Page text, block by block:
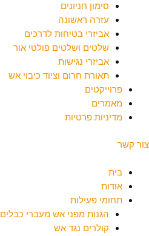
סימון חניונים
עזרה ראשונה
אביזרי בטיחות לדרכים
שלטים ושלטים פולטי אור
אביזרי נגישות
תאורת חרום וציוד כיבוי אש
פרוייקטים
מאמרים
מדיניות פרטיות
צור קשר
בית
אודות
תחומי פעילות
הגנות מפני אש מעברי כבלים
קולרים נגד אש